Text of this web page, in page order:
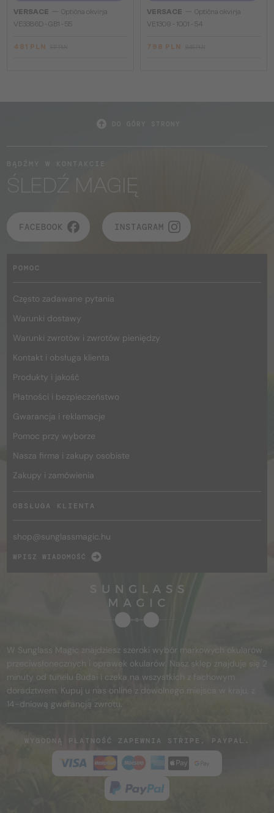
VERSACE
Optična okvirja
VE3386D - GB1 - 55
481 PLN
VERSACE
Optična okvirja
VE1309 - 1001 - 54
798 PLN
ŚLEDŹ MAGIĘ
FACEBOOK INSTAGRAM
POMOC
Często zadawane pytania
Warunki dostawy
Warunki zwrotów i zwrotów pieniędzy
Kontakt i obsługa klienta
Produkty i jakość
Płatności i bezpieczeństwo
Gwarancja i reklamacje
Pomoc przy wyborze
Nasza firma i zakupy osobiste
Zakupy i zamówienia
OBSŁUGA KLIENTA
shop@sunglassmagic.hu
WPISZ WIADOMOŚĆ
W Sunglass Magic znajdziesz szeroki wybór markowych okularów
przeciwsłonecznych i oprawek okularów. Nasz sklep znajduje się 2
minuty od tunelu Budai i czeka na wszystkich z fachowym
doradztwem. Kupuj u nas online z dowolnego miejsca w kraju, z
14-dniową gwarancją zwrotu.
WYGODNĄ PŁATNOŚĆ ZAPEWNIA STRIPE, PAYPAL.